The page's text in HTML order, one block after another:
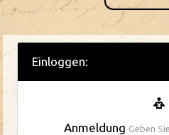
Einloggen:
Anmeldung Geben